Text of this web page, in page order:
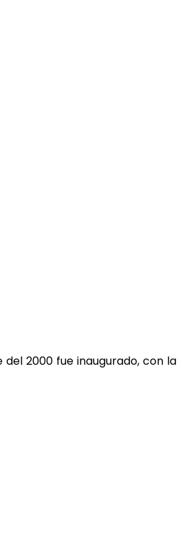
2000 fue inaugurado, con la